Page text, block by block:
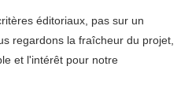
éditoriaux, pas sur un
regardons la fraîcheur du projet,
et l'intérêt pour notre